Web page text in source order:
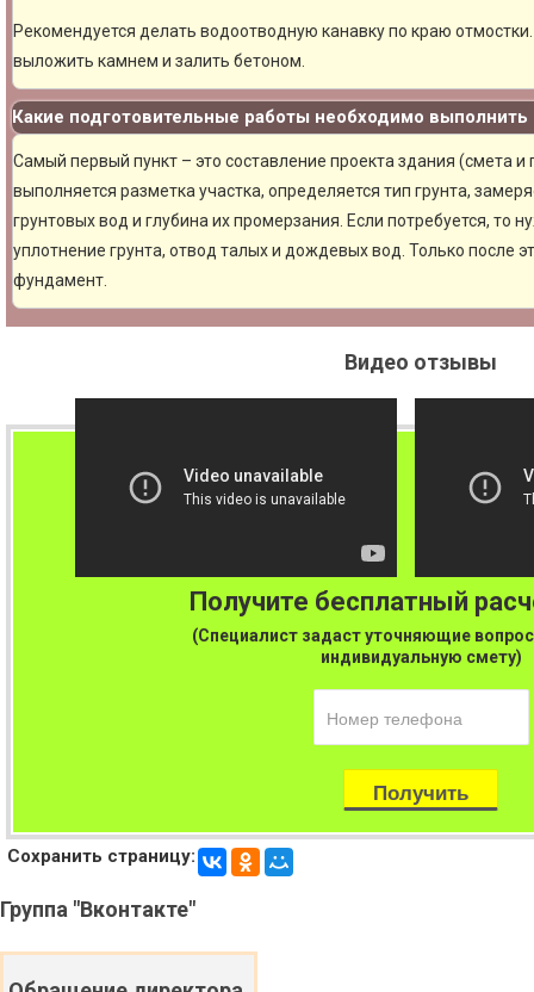
Рекомендуется делать водоотводную канавку по краю
выложить камнем и залить бетоном.
Какие подготовительные работы необходимо
Самый первый пункт – это составление проекта здания (смета
выполняется разметка участка, определяется тип грунта,
грунтовых вод и глубина их промерзания. Если потребуется, то
уплотнение грунта, отвод талых и дождевых вод. Только после
фундамент.
Видео отзывы
Получите бесплатный
(Специалист задаст уточняющие
индивидуальную смету)
Сохранить страницу:
Группа "Вконтакте"